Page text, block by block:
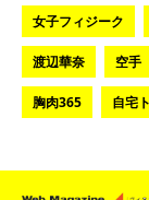
女子フィジーク
渡辺華奈 空手
胸肉365 自宅